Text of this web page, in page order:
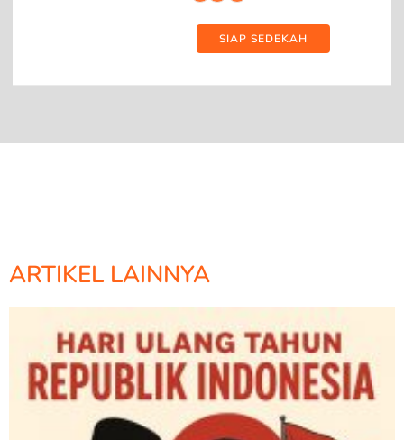
SIAP SEDEKAH
ARTIKEL LAINNYA